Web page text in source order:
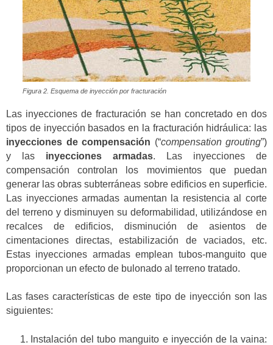
Figura 2. Esquema de inyección por fracturación
Las inyecciones de fracturación se han concretado en dos
tipos de inyección basados en la fracturación hidráulica: las
inyecciones de compensación (“compensation grouting”)
y las inyecciones armadas. Las inyecciones de
compensación controlan los movimientos que puedan
generar las obras subterráneas sobre edificios en superficie.
Las inyecciones armadas aumentan la resistencia al corte
del terreno y disminuyen su deformabilidad, utilizándose en
recalces de edificios, disminución de asientos de
cimentaciones directas, estabilización de vaciados, etc.
Estas inyecciones armadas emplean tubos-manguito que
proporcionan un efecto de bulonado al terreno tratado.
Las fases características de este tipo de inyección son las
siguientes:
Instalación del tubo manguito e inyección de la vaina: